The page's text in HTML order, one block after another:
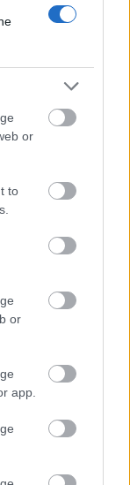
or
to
or
app.
egy
oldalon, és
...